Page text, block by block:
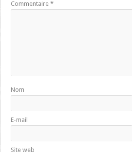
Commentaire*
Nom
E-mail
Site web